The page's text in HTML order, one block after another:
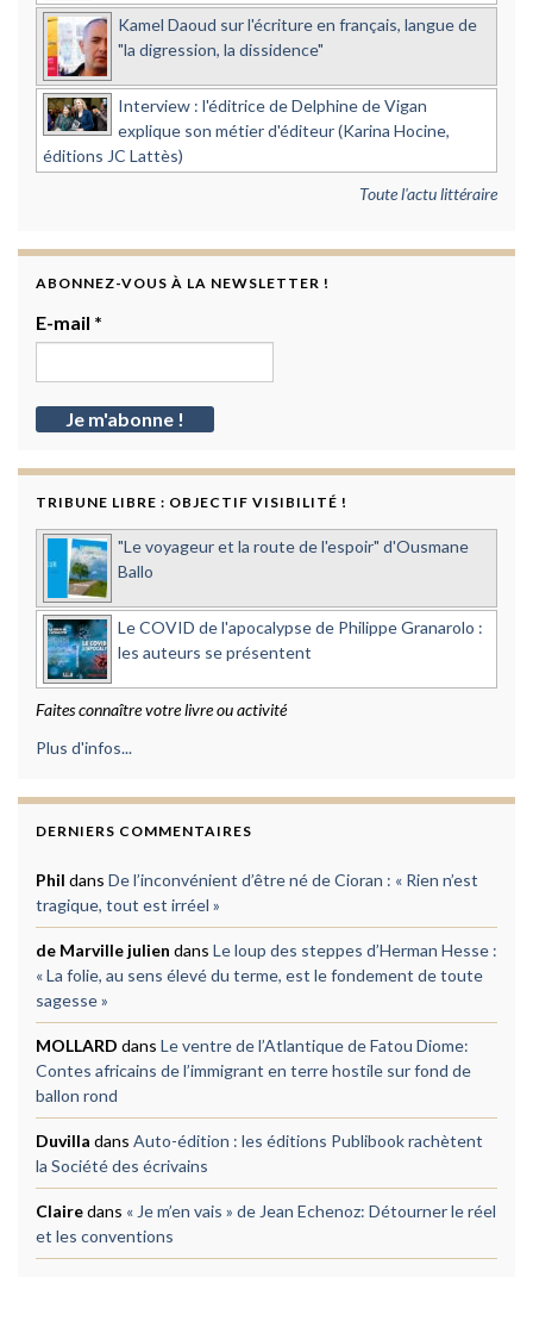
Kamel Daoud sur l'écriture en français, langue de
"la digression, la dissidence"
Interview : l'éditrice de Delphine de Vigan
explique son métier d'éditeur (Karina Hocine,
éditions JC Lattès)
Toute l'actu littéraire
ABONNEZ-VOUS À LA NEWSLETTER !
E-mail *
TRIBUNE LIBRE : OBJECTIF VISIBILITÉ !
"Le voyageur et la route de l'espoir" d'Ousmane
Ballo
Le COVID de l'apocalypse de Philippe Granarolo :
les auteurs se présentent
Faites connaître votre livre ou activité
Plus d'infos...
DERNIERS COMMENTAIRES
Phil dans De l’inconvénient d’être né de Cioran : « Rien n’est
tragique, tout est irréel »
de Marville julien dans Le loup des steppes d’Herman Hesse :
« La folie, au sens élevé du terme, est le fondement de toute
sagesse »
MOLLARD dans Le ventre de l’Atlantique de Fatou Diome:
Contes africains de l’immigrant en terre hostile sur fond de
ballon rond
Duvilla dans Auto-édition : les éditions Publibook rachètent
la Société des écrivains
Clairedans « Je m’en vais » de Jean Echenoz: Détourner le réel
et les conventions